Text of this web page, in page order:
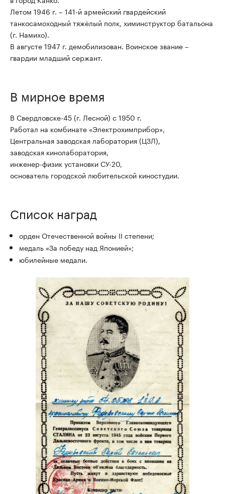
Летом 1946 г. – 141-й армейский гвардейский
танкосамоходный тяжёлый полк, химинструктор батальона
(г. Намихо).
В августе 1947 г. демобилизован. Воинское звание –
гвардии младший сержант.
В мирное время
В Свердловске-45 (г. Лесной) с 1950 г.
Работал на комбинате «Электрохимприбор»,
Центральная заводская лаборатория (ЦЗЛ),
заводская кинолаборатория,
инженер-физик установки СУ-20,
основатель городской любительской киностудии.
Список наград
орден Отечественной войны II степени;
медаль «За победу над Японией»;
юбилейные медали.